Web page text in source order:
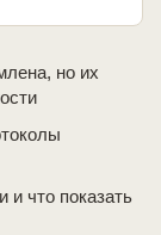
но их
и что показать